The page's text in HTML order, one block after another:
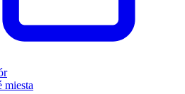
miesta